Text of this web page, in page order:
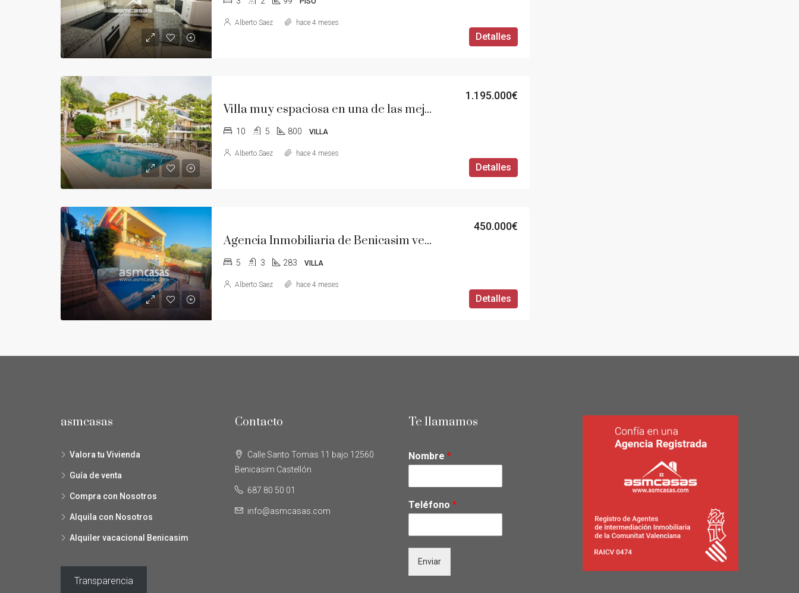
Detalles
Alberto Saez hace 4 meses
Villa muy espaciosa en una de las mejores urbanizaciones de la costa mediterránea
1.195.000€
10 5 800 VILLA
Detalles
Alberto Saez hace 4 meses
Agencia Inmobiliaria de Benicasim vende villa individual en Urbanización Las Palmas- Montornes .
450.000€
5 3 283 VILLA
Detalles
Alberto Saez hace 4 meses
asmcasas
Valora tu Vivienda
Guía de venta
Compra con Nosotros
Alquila con Nosotros
Alquiler vacacional Benicasim
Transparencia
Contacto
Calle Santo Tomas 11 bajo 12560
Benicasim Castellón
687 80 50 01
info@asmcasas.com
Te llamamos
Nombre *
Teléfono *
Enviar